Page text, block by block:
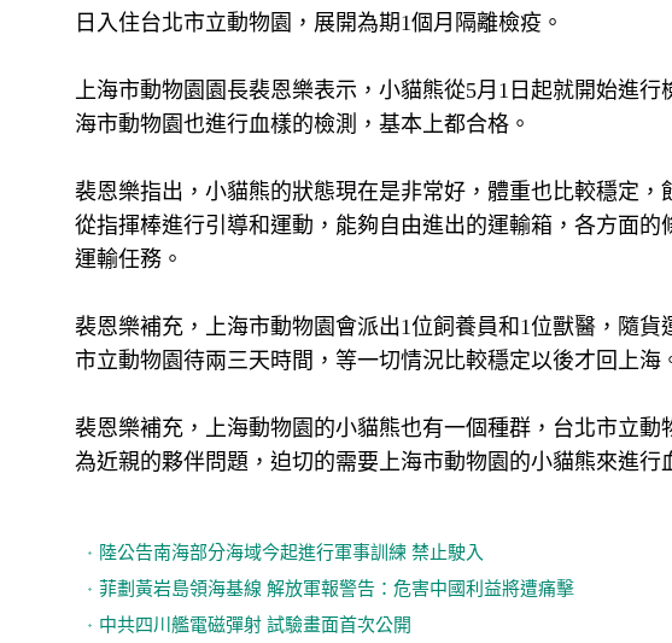
日入住台北市立動物園，展開為期1個月隔離檢疫。
上海市動物園園長裴恩樂表示，小貓熊從5月1日起就開始進
海市動物園也進行血樣的檢測，基本上都合格。
裴恩樂指出，小貓熊的狀態現在是非常好，體重也比較穩定
從指揮棒進行引導和運動，能夠自由進出的運輸箱，各方面
運輸任務。
裴恩樂補充，上海市動物園會派出1位飼養員和1位獸醫，隨
市立動物園待兩三天時間，等一切情況比較穩定以後才回上海
裴恩樂補充，上海動物園的小貓熊也有一個種群，台北市立
為近親的夥伴問題，迫切的需要上海市動物園的小貓熊來進行
陸公告南海部分海域今起進行軍事訓練 禁止駛入
菲劃黃岩島領海基線 解放軍報警告：危害中國利益將遭痛擊
中共四川艦電磁彈射 試驗畫面首次公開